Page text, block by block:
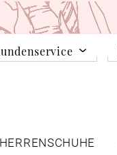
HERRENSCHUHE